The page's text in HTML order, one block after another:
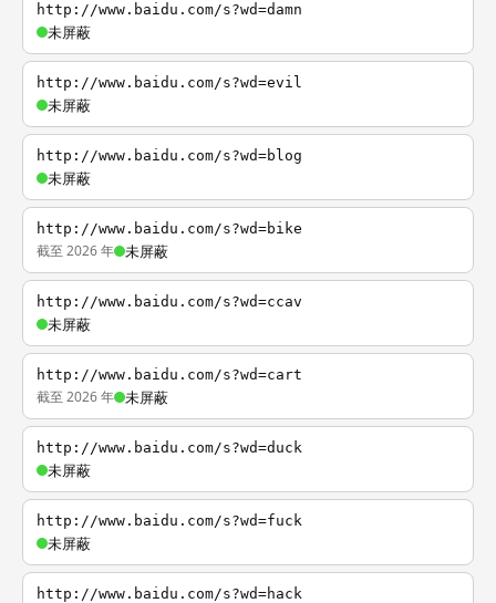
http://www.baidu.com/s?wd=damn
未屏蔽
http://www.baidu.com/s?wd=evil
未屏蔽
http://www.baidu.com/s?wd=blog
未屏蔽
http://www.baidu.com/s?wd=bike
截至 2026 年 未屏蔽
http://www.baidu.com/s?wd=ccav
未屏蔽
http://www.baidu.com/s?wd=cart
截至 2026 年 未屏蔽
http://www.baidu.com/s?wd=duck
未屏蔽
http://www.baidu.com/s?wd=fuck
未屏蔽
http://www.baidu.com/s?wd=hack